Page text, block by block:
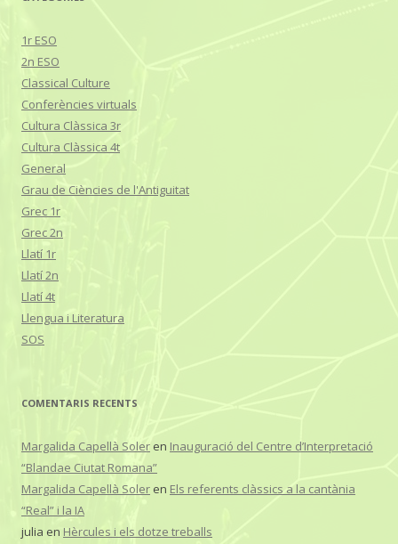
1r ESO
2n ESO
Classical Culture
Conferències virtuals
Cultura Clàssica 3r
Cultura Clàssica 4t
General
Grau de Ciències de l'Antiguitat
Grec 1r
Grec 2n
Llatí 1r
Llatí 2n
Llatí 4t
Llengua i Literatura
SOS
COMENTARIS RECENTS
Margalida Capellà Soler en Inauguració del Centre d’Interpretació
“Blandae Ciutat Romana”
Margalida Capellà Soler en Els referents clàssics a la cantània
“Real” i la IA
julia en Hèrcules i els dotze treballs